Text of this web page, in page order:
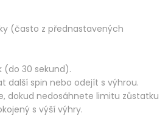
(často z přednastavených
(do 30 sekund).
další spin nebo odejít s výhrou.
dokud nedosáhnete limitu zůstatku
s výší výhry.